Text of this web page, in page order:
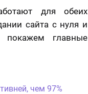
для обеих
сайта с нуля и
покажем главные
чем 97%